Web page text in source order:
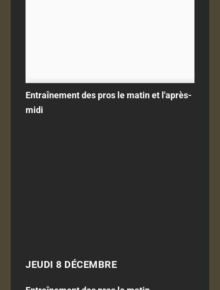
Entraînement des pros le matin et l'après-
midi
JEUDI 8 DÉCEMBRE